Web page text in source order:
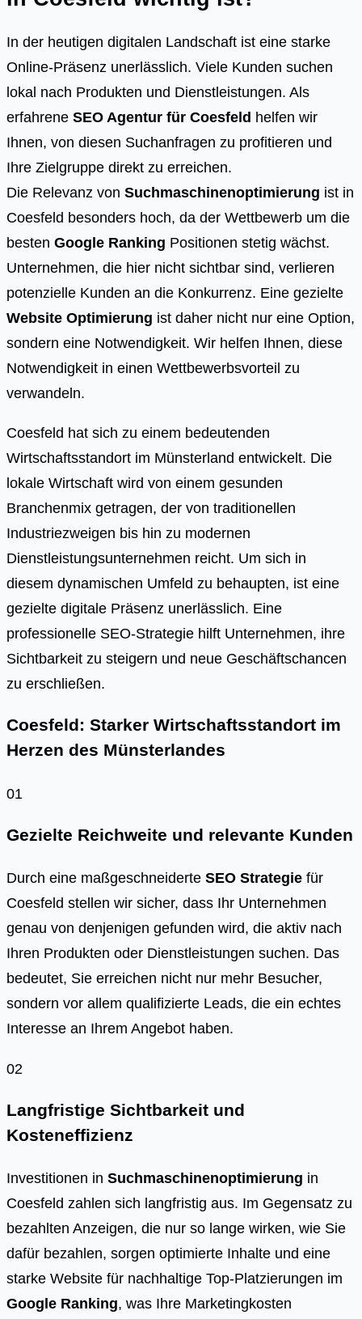
In der heutigen digitalen Landschaft ist eine starke
Online-Präsenz unerlässlich. Viele Kunden suchen
lokal nach Produkten und Dienstleistungen. Als
erfahrene SEO Agentur für Coesfeld helfen wir
Ihnen, von diesen Suchanfragen zu profitieren und
Ihre Zielgruppe direkt zu erreichen.
Die Relevanz von Suchmaschinenoptimierung ist in
Coesfeld besonders hoch, da der Wettbewerb um die
besten Google Ranking Positionen stetig wächst.
Unternehmen, die hier nicht sichtbar sind, verlieren
potenzielle Kunden an die Konkurrenz. Eine gezielte
Website Optimierung ist daher nicht nur eine Option,
sondern eine Notwendigkeit. Wir helfen Ihnen, diese
Notwendigkeit in einen Wettbewerbsvorteil zu
verwandeln.
Coesfeld hat sich zu einem bedeutenden
Wirtschaftsstandort im Münsterland entwickelt. Die
lokale Wirtschaft wird von einem gesunden
Branchenmix getragen, der von traditionellen
Industriezweigen bis hin zu modernen
Dienstleistungsunternehmen reicht. Um sich in
diesem dynamischen Umfeld zu behaupten, ist eine
gezielte digitale Präsenz unerlässlich. Eine
professionelle SEO-Strategie hilft Unternehmen, ihre
Sichtbarkeit zu steigern und neue Geschäftschancen
zu erschließen.
Coesfeld: Starker Wirtschaftsstandort im
Herzen des Münsterlandes
01
Gezielte Reichweite und relevante Kunden
Durch eine maßgeschneiderte SEO Strategie für
Coesfeld stellen wir sicher, dass Ihr Unternehmen
genau von denjenigen gefunden wird, die aktiv nach
Ihren Produkten oder Dienstleistungen suchen. Das
bedeutet, Sie erreichen nicht nur mehr Besucher,
sondern vor allem qualifizierte Leads, die ein echtes
Interesse an Ihrem Angebot haben.
02
Langfristige Sichtbarkeit und
Kosteneffizienz
Investitionen in Suchmaschinenoptimierung in
Coesfeld zahlen sich langfristig aus. Im Gegensatz zu
bezahlten Anzeigen, die nur so lange wirken, wie Sie
dafür bezahlen, sorgen optimierte Inhalte und eine
starke Website für nachhaltige Top-Platzierungen im
Google Ranking, was Ihre Marketingkosten